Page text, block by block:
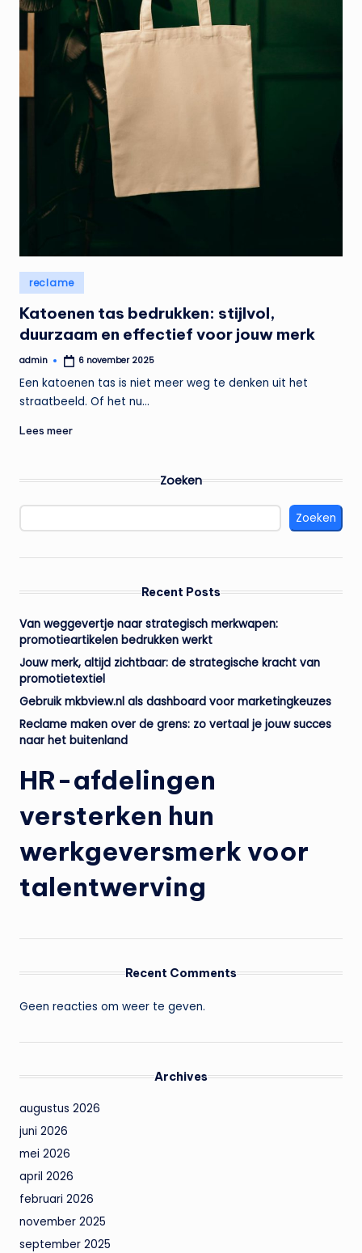
Geplaatst
in
reclame
Katoenen tas bedrukken: stijlvol,
duurzaam en effectief voor jouw merk
Geplaatst
admin 6 november 2025
Een katoenen tas is niet meer weg te denken uit het
straatbeeld. Of het nu…
Lees meer
Zoeken
Zoeken
Recent Posts
Van weggevertje naar strategisch merkwapen:
promotieartikelen bedrukken werkt
Jouw merk, altijd zichtbaar: de strategische kracht van
promotietextiel
Gebruik mkbview.nl als dashboard voor marketingkeuzes
Reclame maken over de grens: zo vertaal je jouw succes
naar het buitenland
HR-afdelingen
versterken hun
werkgeversmerk voor
talentwerving
Recent Comments
Geen reacties om weer te geven.
Archives
augustus 2026
juni 2026
mei 2026
april 2026
februari 2026
november 2025
september 2025